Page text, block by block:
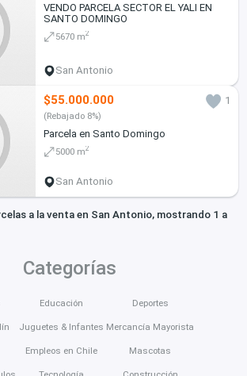
VENDO PARCELA SECTOR EL YALI EN
SANTO DOMINGO
5670 m2
San Antonio
$55.000.000 1
(Rebajado 8%)
Parcela en Santo Domingo
5000 m2
San Antonio
a la venta en San Antonio, mostrando 1 a
Categorías
Educación
Juguetes & Infantes
Empleos en Chile
Deportes
Mercancía Mayorista
Mascotas